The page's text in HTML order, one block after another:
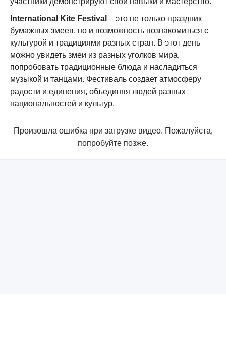
International Kite Festival – это не только праздник
бумажных змеев, но и возможность познакомиться с
культурой и традициями разных стран. В этот день
можно увидеть змеи из разных уголков мира,
попробовать традиционные блюда и насладиться
музыкой и танцами. Фестиваль создает атмосферу
радости и единения, объединяя людей разных
национальностей и культур.
Произошла ошибка при загрузке видео. Пожалуйста,
попробуйте позже.